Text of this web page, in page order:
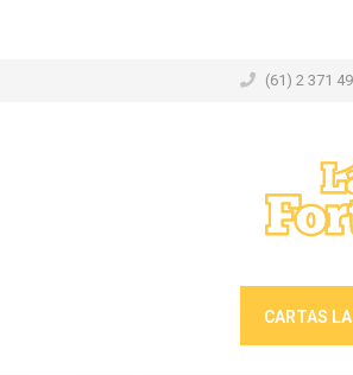
(61) 2 371
CARTAS